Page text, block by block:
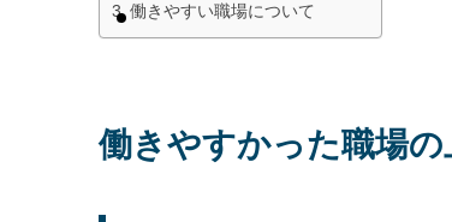
働きやすい職場について
働きやすかった職場の